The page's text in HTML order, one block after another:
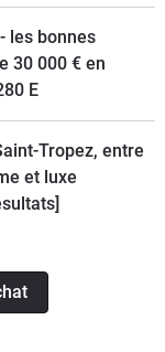
les bonnes
30 000 € en
E
Tropez, entre
et luxe